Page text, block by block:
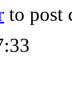
to post